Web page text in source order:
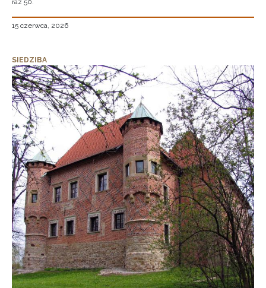
raz 50.
15 czerwca, 2026
SIEDZIBA